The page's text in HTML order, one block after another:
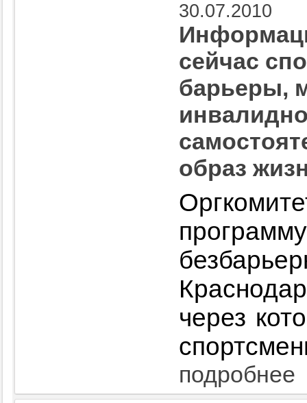
30.07.2010
сейчас
барьеры,
образ
через
подробнее